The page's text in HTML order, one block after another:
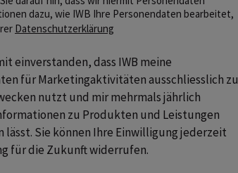
dazu, wie IWB Ihre Personendaten bearbeitet,
Datenschutzerklärung
einverstanden, dass IWB meine
für Marketingaktivitäten ausschliesslich zu
nutzt und mir mehrmals jährlich
zu Produkten und Leistungen
lässt. Sie können Ihre Einwilligung jederzeit
für die Zukunft widerrufen.